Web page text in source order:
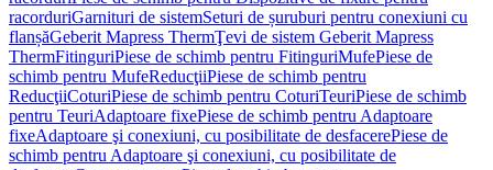
racorduriGarnituri de sistemSeturi de șuruburi pentru conexiuni cu
flanșăGeberit Mapress ThermŢevi de sistem Geberit Mapress
ThermFitinguriPiese de schimb pentru FitinguriMufePiese de
schimb pentru MufeReducţiiPiese de schimb pentru
ReducţiiCoturiPiese de schimb pentru CoturiTeuriPiese de schimb
pentru TeuriAdaptoare fixePiese de schimb pentru Adaptoare
fixeAdaptoare şi conexiuni, cu posibilitate de desfacerePiese de
schimb pentru Adaptoare şi conexiuni, cu posibilitate de